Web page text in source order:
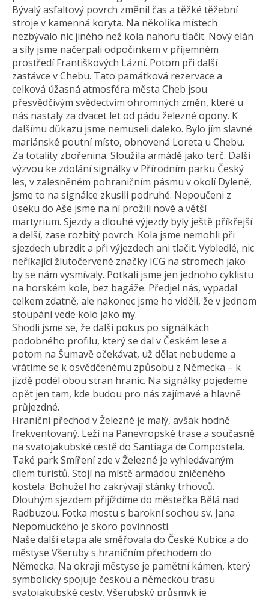
Bývalý asfaltový povrch změnil čas a těžké těžební
stroje v kamenná koryta. Na několika místech
nezbývalo nic jiného než kola nahoru tlačit. Nový elán
a síly jsme načerpali odpočinkem v příjemném
prostředí Františkových Lázní. Potom při další
zastávce v Chebu. Tato památková rezervace a
celková úžasná atmosféra města Cheb jsou
přesvědčivým svědectvím ohromných změn, které u
nás nastaly za dvacet let od pádu železné opony. K
dalšímu důkazu jsme nemuseli daleko. Bylo jím slavné
mariánské poutní místo, obnovená Loreta u Chebu.
Za totality zbořenina. Sloužila armádě jako terč. Další
výzvou ke zdolání signálky v Přírodním parku Český
les, v zalesněném pohraničním pásmu v okolí Dyleně,
jsme to na signálce zkusili podruhé. Nepoučeni z
úseku do Aše jsme na ní prožili nové a větší
martyrium. Sjezdy a dlouhé výjezdy byly ještě příkřejší
a delší, zase rozbitý povrch. Kola jsme nemohli při
sjezdech ubrzdit a při výjezdech ani tlačit. Vybledlé, nic
neříkající žlutočervené značky ICG na stromech jako
by se nám vysmívaly. Potkali jsme jen jednoho cyklistu
na horském kole, bez bagáže. Předjel nás, vypadal
celkem zdatně, ale nakonec jsme ho viděli, že v jednom
stoupání vede kolo jako my.
Shodli jsme se, že další pokus po signálkách
podobného profilu, který se dal v Českém lese a
potom na Šumavě očekávat, už dělat nebudeme a
vrátíme se k osvědčenému způsobu z Německa – k
jízdě podél obou stran hranic. Na signálky pojedeme
opět jen tam, kde budou pro nás zajímavé a hlavně
průjezdné.
Hraniční přechod v Železné je malý, avšak hodně
frekventovaný. Leží na Panevropské trase a současně
na svatojakubské cestě do Santiaga de Compostela.
Také park Smíření zde v Železné je vyhledávaným
cílem turistů. Stojí na místě armádou zničeného
kostela. Bohužel ho zakrývají stánky trhovců.
Dlouhým sjezdem přijíždíme do městečka Bělá nad
Radbuzou. Fotka mostu s barokní sochou sv. Jana
Nepomuckého je skoro povinností.
Naše další etapa ale směřovala do České Kubice a do
městyse Všeruby s hraničním přechodem do
Německa. Na okraji městyse je pamětní kámen, který
symbolicky spojuje českou a německou trasu
svatojakubské cesty. Všerubský průsmyk je